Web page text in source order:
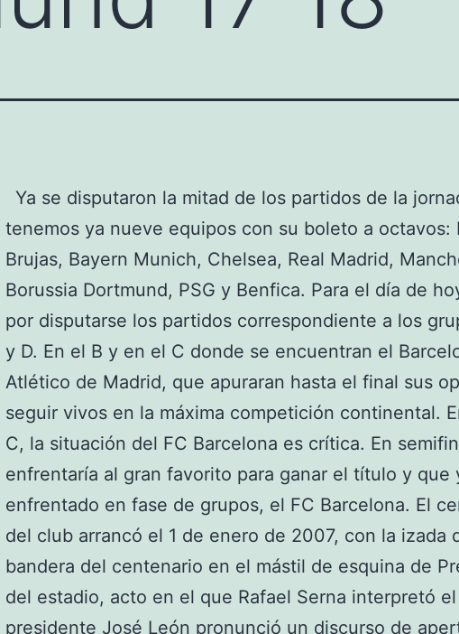
Ya se disputaron la mitad de los partidos de la
tenemos ya nueve equipos con su boleto a octavos:
Brujas, Bayern Munich, Chelsea, Real Madrid,
Borussia Dortmund, PSG y Benfica. Para el día de
por disputarse los partidos correspondiente a los
y D. En el B y en el C donde se encuentran el
Atlético de Madrid, que apuraran hasta el final sus
seguir vivos en la máxima competición continental.
C, la situación del FC Barcelona es crítica. En
enfrentaría al gran favorito para ganar el título y que
enfrentado en fase de grupos, el FC Barcelona. El
del club arrancó el 1 de enero de 2007, con la izada
bandera del centenario en el mástil de esquina de
del estadio, acto en el que Rafael Serna interpretó
presidente José León pronunció un discurso de